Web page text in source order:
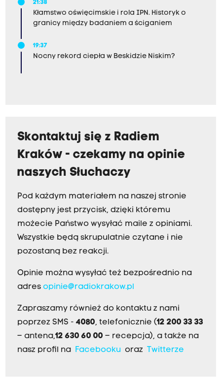
21:38
Kłamstwo oświęcimskie i rola IPN. Historyk o
granicy między badaniem a ściganiem
19:37
Nocny rekord ciepła w Beskidzie Niskim?
Skontaktuj się z Radiem
Kraków - czekamy na opinie
naszych Słuchaczy
Pod każdym materiałem na naszej stronie
dostępny jest przycisk, dzięki któremu
możecie Państwo wysyłać maile z opiniami.
Wszystkie będą skrupulatnie czytane i nie
pozostaną bez reakcji.
Opinie można wysyłać też bezpośrednio na
adres opinie@radiokrakow.pl
Zapraszamy również do kontaktu z nami
poprzez SMS - 4080, telefonicznie (12 200 33 33
– antena,12 630 60 00 – recepcja), a także na
nasz profil na Facebookuoraz Twitterze